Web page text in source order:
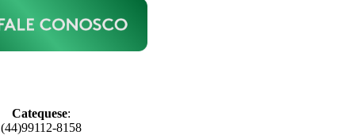
Catequese:
(44)99112-8158